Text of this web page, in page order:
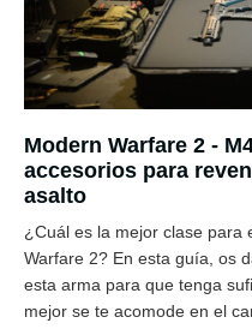
Modern Warfare 2 -
accesorios para
asalto
¿Cuál es la mejor clase para
Warfare 2? En esta guía, os
esta arma para que tenga
mejor se te acomode en el